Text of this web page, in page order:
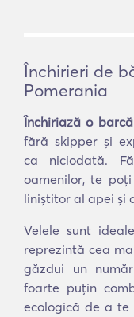
Închirieri de
Pomerania
Închiriază o
fără skipper și
ca niciodată.
oamenilor, te
liniștitor al apei și
Velele sunt
reprezintă cea
găzdui un
foarte puțin
ecologică de a te